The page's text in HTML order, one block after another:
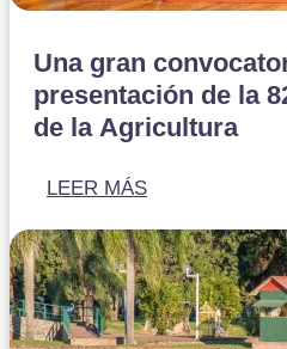
Una gran
presentación de la
de la Agricultura
LEER MÁS